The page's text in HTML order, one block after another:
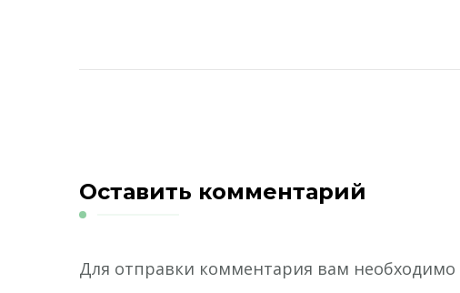
Оставить комментарий
Для отправки комментария вам необходимо